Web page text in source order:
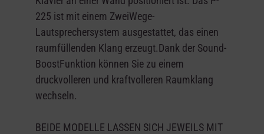
225 ist mit einem ZweiWege-
Lautsprechersystem ausgestattet, das einen
raumfüllenden Klang erzeugt.Dank der Sound-
BoostFunktion können Sie zu einem
druckvolleren und kraftvolleren Raumklang
wechseln.
BEIDE MODELLE LASSEN SICH JEWEILS MIT